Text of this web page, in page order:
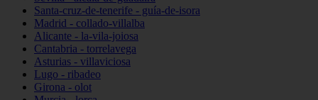
Santa-cruz-de-tenerife - guía-de-isora
Madrid - collado-villalba
Alicante - la-vila-joiosa
Cantabria - torrelavega
Asturias - villaviciosa
Lugo - ribadeo
Girona - olot